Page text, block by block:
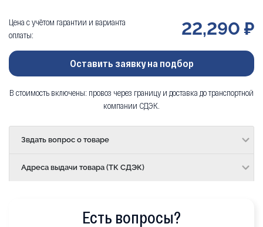
Цена с учётом гарантии и варианта
оплаты:
22,290 ₽
Оставить заявку на подбор
В стоимость включены: провоз через границу и доставка до транспортной
компании СДЭК.
Звдать вопрос о товаре
Адреса выдачи товара (ТК СДЭК)
Есть вопросы?